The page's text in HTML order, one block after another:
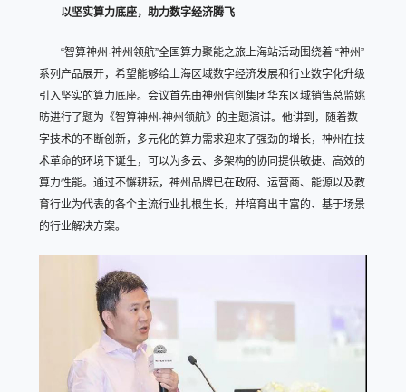
以坚实算力底座，助力数字经济腾飞
“智算神州·神州领航”全国算力聚能之旅上海站活动围绕着 “神州”
系列产品展开，希望能够给上海区域数字经济发展和行业数字化升级
引入坚实的算力底座。会议首先由神州信创集团华东区域销售总监姚
昉进行了题为《智算神州·神州领航》的主题演讲。他讲到，随着数
字技术的不断创新，多元化的算力需求迎来了强劲的增长，神州在技
术革命的环境下诞生，可以为多云、多架构的协同提供敏捷、高效的
算力性能。通过不懈耕耘，神州品牌已在政府、运营商、能源以及教
育行业为代表的各个主流行业扎根生长，并培育出丰富的、基于场景
的行业解决方案。